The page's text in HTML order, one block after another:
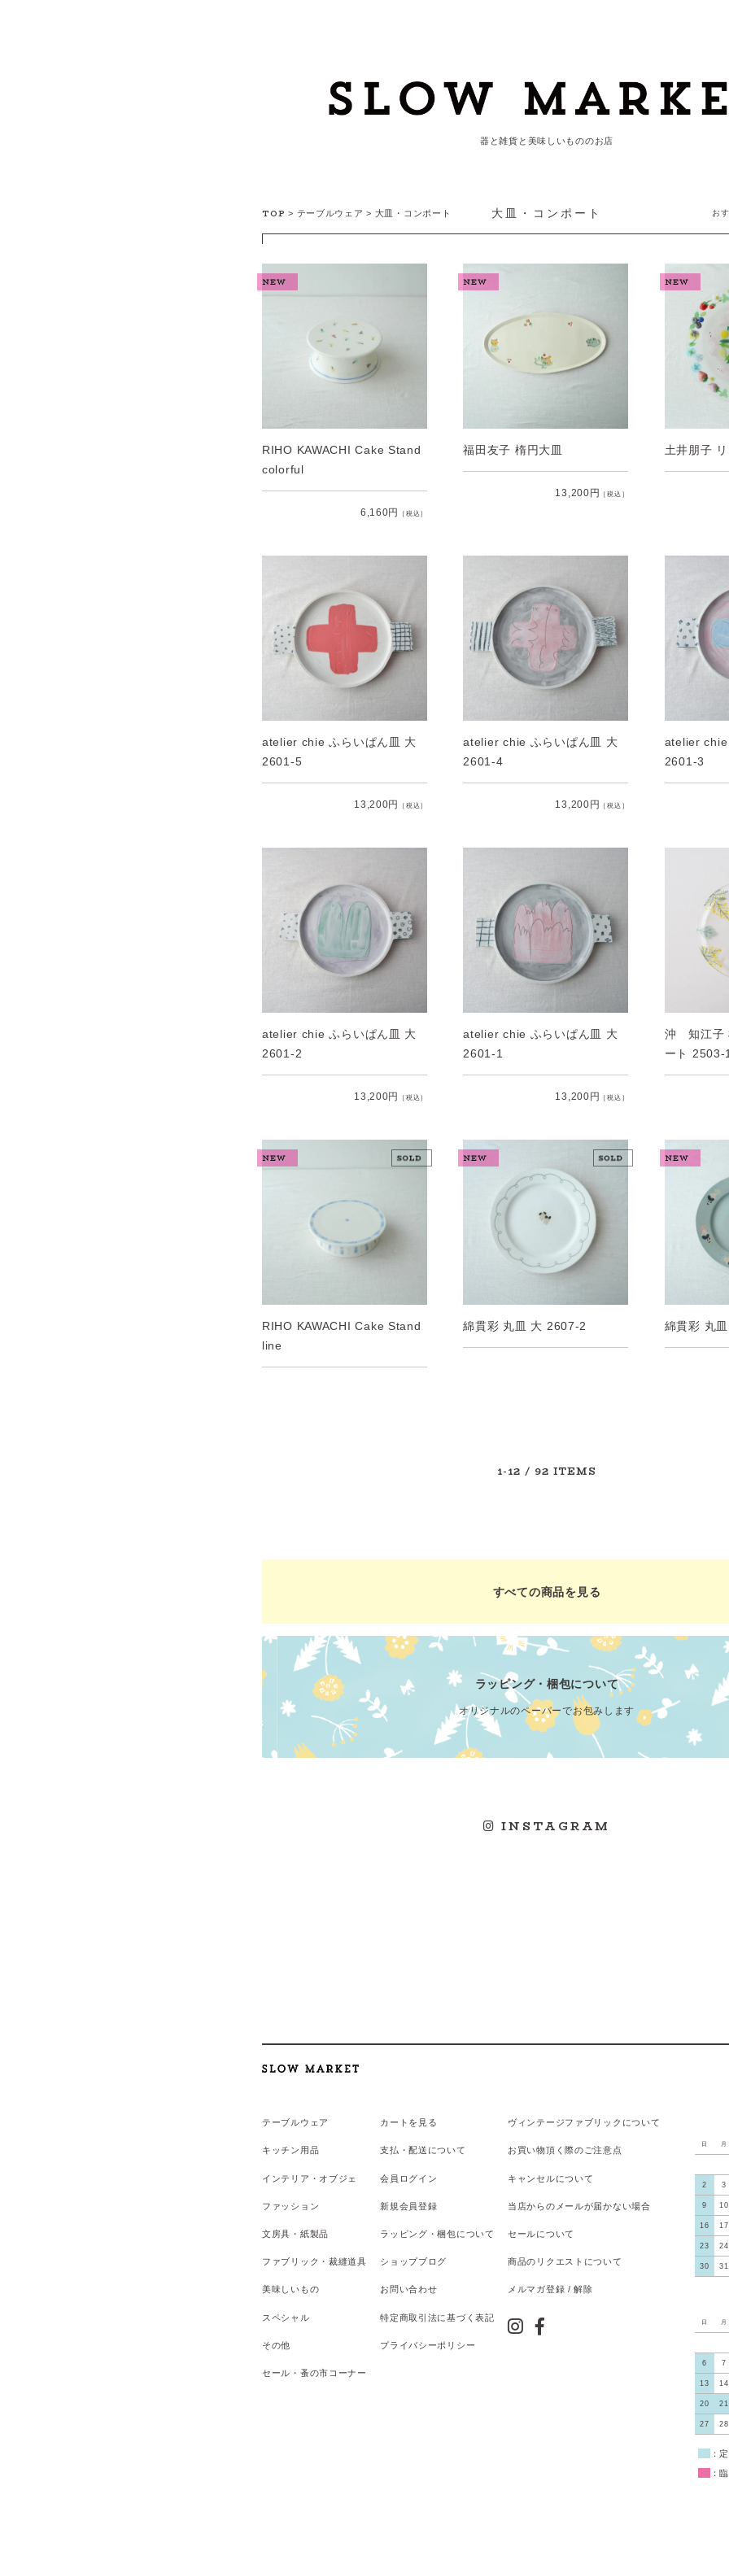
器と雑貨と美味しいもののお店
TOP > テーブルウェア > 大皿・コンポート 大皿・コンポート お
RIHO KAWACHI Cake Stand
colorful
6,160円 ［税込］
福田友子 楕円大皿
13,200円 ［税込］
土井朋子
atelier chie ふらいぱん皿 大
2601-5
13,200円 ［税込］
atelier chie ふらいぱん皿 大
2601-4
13,200円 ［税込］
atelier chie
2601-3
atelier chie ふらいぱん皿 大
2601-2
13,200円 ［税込］
atelier chie ふらいぱん皿 大
2601-1
13,200円 ［税込］
沖 知江子
ート 2503-
RIHO KAWACHI Cake Stand
line
綿貫彩 丸皿 大 2607-2 綿貫彩 丸
1-12 / 92 ITEMS
すべての商品を見る
ラッピング・梱包について
オリジナルのペーパーでお包みします
INSTAGRAM
テーブルウェア
キッチン用品
インテリア・オブジェ
ファッション
文房具・紙製品
ファブリック・裁縫道具
美味しいもの
スペシャル
その他
セール・蚤の市コーナー
カートを見る
支払 ・配送について
会員ログイン
新規会員登録
ラッピング・梱包について
ショップブログ
お問い合わせ
特定商取引法に基づく表記
プライバシーポリシー
ヴィンテージファブリックについて
お買い物頂く際のご注意点
キャンセルについて
当店からのメールが届かない場合
セールについて
商品のリクエストについて
メルマガ登録 / 解除
日 月
2 3
9 10
16 17
23 24
30 31
日 月
6 7
13 14
20 21
27 28
：
：